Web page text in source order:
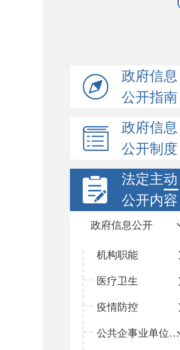
政府信息
公开指南
政府信息
公开制度
法定主动
公开内容
政府信息公开
机构职能
医疗卫生
疫情防控
公共企事业单位信息公开